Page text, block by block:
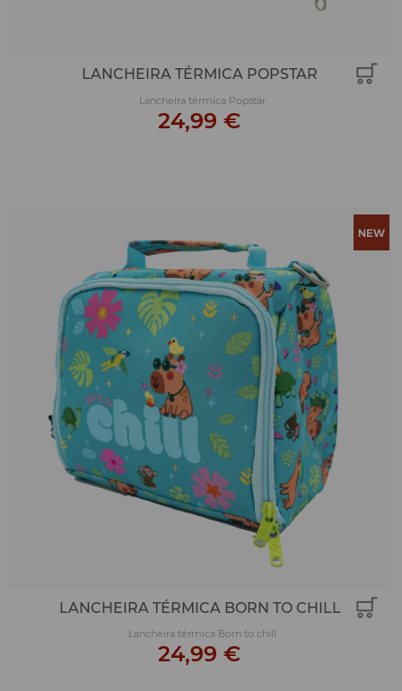
LANCHEIRA TÉRMICA POPSTAR
Lancheira térmica Popstar
24,99 €
LANCHEIRA TÉRMICA BORN TO CHILL
Lancheira térmica Born to chill
24,99 €